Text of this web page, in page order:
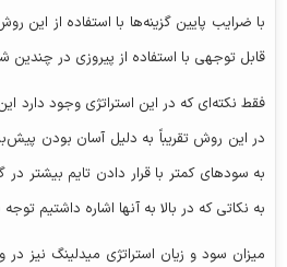
با ضرایب پایین گزینه‌ها با استفاده از
قابل توجهی با استفاده از پیروزی در
فقط نکته‌ای که در این استراتژی وجود دارد
در این روش تقریباً به دلیل آسان بودن
به سودهای کمتر با قرار دادن تایم بیشتر
به نکاتی که در بالا به آنها اشاره داشتیم توجه
میزان سود و زیان استراتژی میدلینگ نیز در